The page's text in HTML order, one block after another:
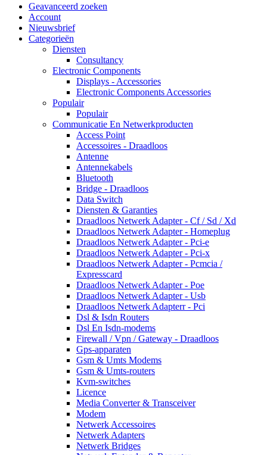
Geavanceerd zoeken
Account
Nieuwsbrief
Categorieën
Diensten
Consultancy
Electronic Components
Displays - Accessories
Electronic Components Accessories
Populair
Populair
Communicatie En Netwerkproducten
Access Point
Accessoires - Draadloos
Antenne
Antennekabels
Bluetooth
Bridge - Draadloos
Data Switch
Diensten & Garanties
Draadloos Netwerk Adapter - Cf / Sd / Xd
Draadloos Netwerk Adapter - Homeplug
Draadloos Netwerk Adapter - Pci-e
Draadloos Netwerk Adapter - Pci-x
Draadloos Netwerk Adapter - Pcmcia /
Expresscard
Draadloos Netwerk Adapter - Poe
Draadloos Netwerk Adapter - Usb
Draadloos Netwerk Adapterr - Pci
Dsl & Isdn Routers
Dsl En Isdn-modems
Firewall / Vpn / Gateway - Draadloos
Gps-apparaten
Gsm & Umts Modems
Gsm & Umts-routers
Kvm-switches
Licence
Media Converter & Transceiver
Modem
Netwerk Accessoires
Netwerk Adapters
Netwerk Bridges